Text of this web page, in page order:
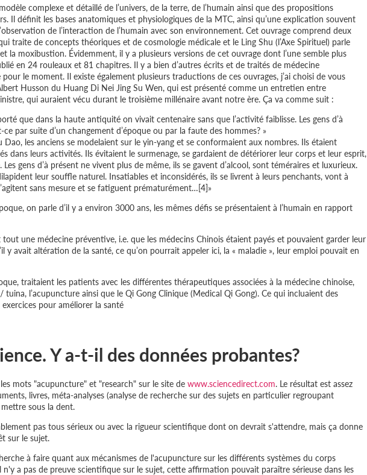
complexe et détaillé de l’univers, de la terre, de l’humain ainsi que des propositions
Il définit les bases anatomiques et physiologiques de la MTC, ainsi qu’une explication souvent
de l’interaction de l’humain avec son environnement. Cet ouvrage comprend deux
traite de concepts théoriques et de cosmologie médicale et le Ling Shu (l’Axe Spirituel) parle
la moxibustion. Évidemment, il y a plusieurs versions de cet ouvrage dont l’une semble plus
en 24 rouleaux et 81 chapitres. Il y a bien d’autres écrits et de traités de médecine
le moment. Il existe également plusieurs traductions de ces ouvrages, j’ai choisi de vous
Husson du Huang Di Nei Jing Su Wen, qui est présenté comme un entretien entre
qui auraient vécu durant le troisième millénaire avant notre ère. Ça va comme suit :
que dans la haute antiquité on vivait centenaire sans que l’activité faiblisse. Les gens d’à
par suite d’un changement d’époque ou par la faute des hommes? »
Dao, les anciens se modelaient sur le yin-yang et se conformaient aux nombres. Ils étaient
dans leurs activités. Ils évitaient le surmenage, se gardaient de détériorer leur corps et leur esprit,
gens d’à présent ne vivent plus de même, ils se gavent d’alcool, sont téméraires et luxurieux.
leur souffle naturel. Insatiables et inconsidérés, ils se livrent à leurs penchants, vont à
sans mesure et se fatiguent prématurément…[4]»
on parle d’il y a environ 3000 ans, les mêmes défis se présentaient à l’humain en rapport
une médecine préventive, i.e. que les médecins Chinois étaient payés et pouvaient garder leur
y avait altération de la santé, ce qu’on pourrait appeler ici, la « maladie », leur emploi pouvait en
traitaient les patients avec les différentes thérapeutiques associées à la médecine chinoise,
l’acupuncture ainsi que le Qi Gong Clinique (Medical Qi Gong). Ce qui incluaient des
pour améliorer la santé
Y a-t-il des données probantes?
mots "acupuncture" et "research" sur le site de www.sciencedirect.com. Le résultat est assez
livres, méta-analyses (analyse de recherche sur des sujets en particulier regroupant
sous la dent.
pas tous sérieux ou avec la rigueur scientifique dont on devrait s'attendre, mais ça donne
sur le sujet.
à faire quant aux mécanismes de l'acupuncture sur les différents systèmes du corps
a pas de preuve scientifique sur le sujet, cette affirmation pouvait paraître sérieuse dans les